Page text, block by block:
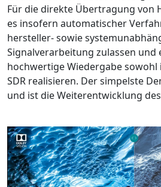
Für die direkte Übertragung von
es insofern automatischer
hersteller- sowie
Signalverarbeitung zulassen und
hochwertige Wiedergabe sowohl
SDR realisieren. Der simpelste
und ist die Weiterentwicklung